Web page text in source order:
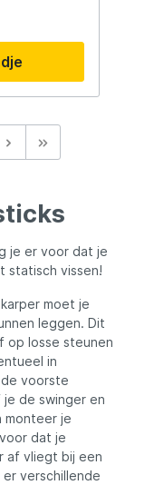
merken.
voor
2-Rod
3-Rod
je er voor dat je
statisch vissen!
moet je
leggen. Dit
op losse steunen
in
voorste
de swinger en
monteer je
dat je
af vliegt bij een
er verschillende